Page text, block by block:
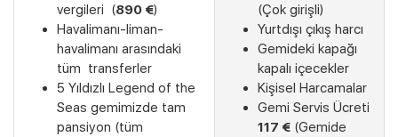
Son Kabinler
vergileri (890 €)
Havalimanı-liman-
havalimanı arasındaki
tüm transferler
5 Yıldızlı Legend of the
Seas gemimizde tam
pansiyon (tüm
(Çok girişli)
Yurtdışı çıkış harcı
Gemideki kapağı
kapalı içecekler
Kişisel Harcamalar
Gemi Servis Ücreti
117 € (Gemide